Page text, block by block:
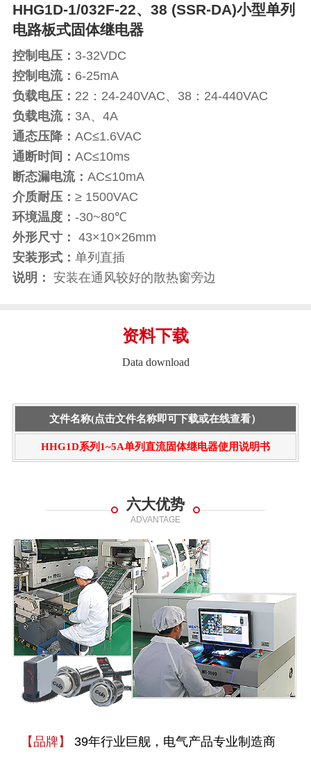
HHG1D-1/032F-22、38 (SSR-DA)小型单列
电路板式固体继电器
控制电压： 3-32VDC
控制电流： 6-25mA
负载电压： 22：24-240VAC、38：24-440VAC
负载电流： 3A、4A
通态压降： AC≤1.6VAC
通断时间： AC≤10ms
断态漏电流： AC≤10mA
介质耐压： ≥ 1500VAC
环境温度： -30~80℃
外形尺寸： 43×10×26mm
安装形式： 单列直插
说明： 安装在通风较好的散热窗旁边
资料下载
Data download
文件名称(点击文件名称即可下载或在线查看）
HHG1D系列1~5A单列直流固体继电器使用说明书
六大优势
ADVANTAGE
【品牌】 39年行业巨舰，电气产品专业制造商